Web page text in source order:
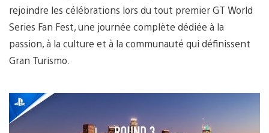
rejoindre les célébrations lors du tout premier GT World
Series Fan Fest, une journée complète dédiée à la
passion, à la culture et à la communauté qui définissent
Gran Turismo.